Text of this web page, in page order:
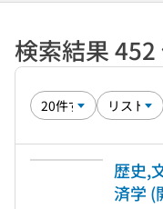
検索結果 452
歴史,
済学 (